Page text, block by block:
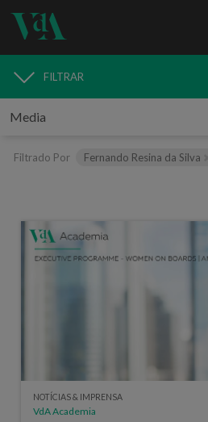
MEDIA
FILTRAR
Filtrado Por Fernando Resina da Silva
NOTÍCIAS & IMPRENSA
VdA Academia